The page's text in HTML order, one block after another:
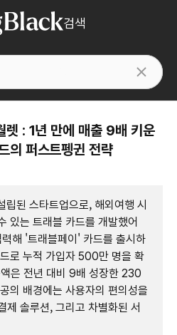
검색
렛 : 1년 만에 매출 9배 키운
의 퍼스트펭귄 전략
된 스타트업으로, 해외여행 시
있는 트래블 카드를 개발했어
해 '트래블페이' 카드를 출시하
로 누적 가입자 500만 명을 확
은 전년 대비 9배 성장한 230
의 배경에는 사용자의 편의성을
제 솔루션, 그리고 차별화된 서